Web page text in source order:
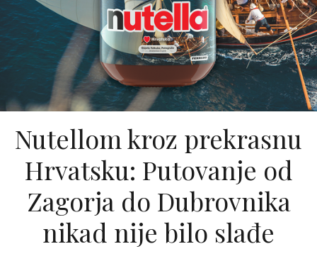
Nutellom kroz prekrasnu
Hrvatsku: Putovanje od
Zagorja do Dubrovnika
nikad nije bilo slađe